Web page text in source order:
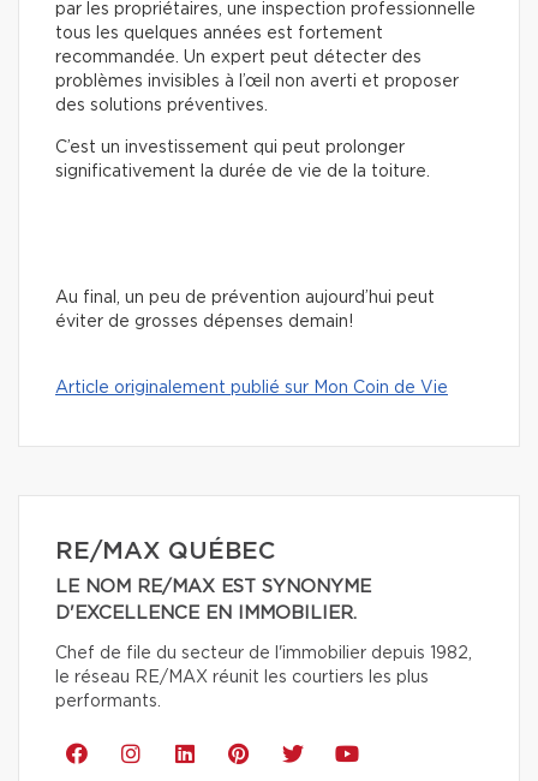
par les propriétaires, une inspection professionnelle
tous les quelques années est fortement
recommandée. Un expert peut détecter des
problèmes invisibles à l’œil non averti et proposer
des solutions préventives.
C’est un investissement qui peut prolonger
significativement la durée de vie de la toiture.
Au final, un peu de prévention aujourd’hui peut
éviter de grosses dépenses demain!
Article originalement publié sur Mon Coin de Vie
RE/MAX QUÉBEC
LE NOM RE/MAX EST SYNONYME
D'EXCELLENCE EN IMMOBILIER.
Chef de file du secteur de l'immobilier depuis 1982,
le réseau RE/MAX réunit les courtiers les plus
performants.